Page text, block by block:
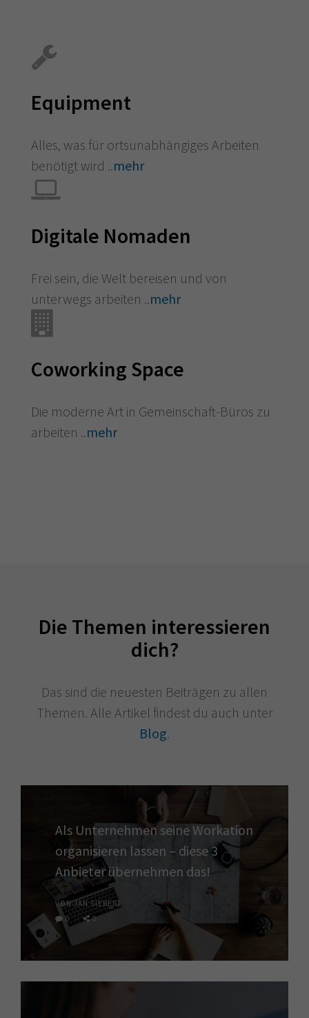
Equipment
Alles, was für ortsunabhängiges Arbeiten
benötigt wird ..mehr
Digitale Nomaden
Frei sein, die Welt bereisen und von
unterwegs arbeiten ..mehr
Coworking Space
Die moderne Art in Gemeinschaft-Büros zu
arbeiten ..mehr
Die Themen interessieren
dich?
Das sind die neuesten Beiträgen zu allen
Themen. Alle Artikel findest du auch unter
Blog.
Als Unternehmen seine Workation
organisieren lassen – diese 3
Anbieter übernehmen das!
VON JAN SIEBERT
0
0